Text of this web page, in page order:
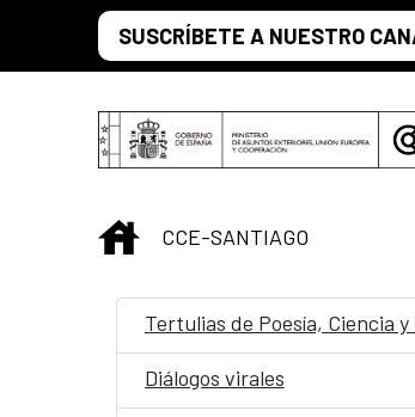
Saltar al contenido principal
SUSCRÍBETE A NUESTRO
INICIO
CCE-SANTIAGO
Tertulias de Poesía, Ciencia y
Diálogos virales